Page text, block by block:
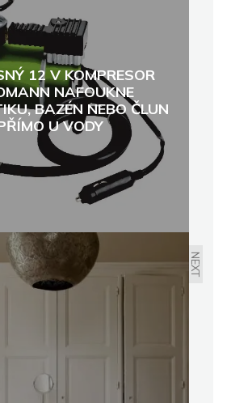
12 V KOMPRESOR
NAFOUKNE
BAZÉN NEBO ČLUN
U VODY
NEXT